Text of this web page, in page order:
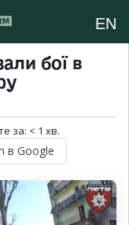
EN
бої в
за: < 1 хв.
в Google